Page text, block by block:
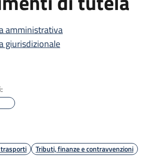
amministrativa
giurisdizionale
Tributi, finanze e contravvenzioni